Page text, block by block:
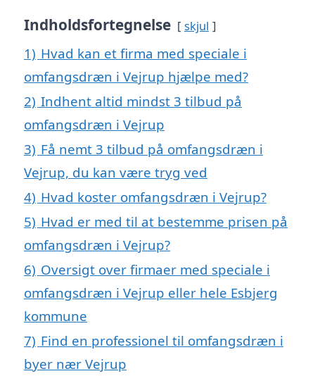
Indholdsfortegnelse skjul
1) Hvad kan et firma med speciale i
omfangsdræn i Vejrup hjælpe med?
2) Indhent altid mindst 3 tilbud på
omfangsdræn i Vejrup
3) Få nemt 3 tilbud på omfangsdræn i
Vejrup, du kan være tryg ved
4) Hvad koster omfangsdræn i Vejrup?
5) Hvad er med til at bestemme prisen på
omfangsdræn i Vejrup?
6) Oversigt over firmaer med speciale i
omfangsdræn i Vejrup eller hele Esbjerg
kommune
7) Find en professionel til omfangsdræn i
byer nær Vejrup